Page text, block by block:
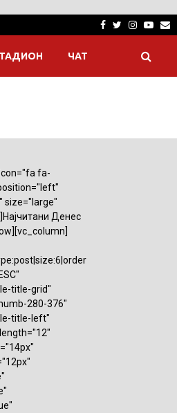
Facebook
Twitter
ЧАТ
fa-
size="large"
Денес
title-grid"
280-376"
title-left"